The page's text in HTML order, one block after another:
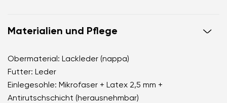
Materialien und Pflege
Obermaterial: Lackleder (nappa)
Futter: Leder
Einlegesohle: Mikrofaser + Latex 2,5 mm +
Antirutschschicht (herausnehmbar)